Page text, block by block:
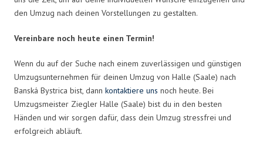
den Umzug nach deinen Vorstellungen zu gestalten.
Vereinbare noch heute einen Termin!
Wenn du auf der Suche nach einem zuverlässigen und günstigen
Umzugsunternehmen für deinen Umzug von Halle (Saale) nach
Banská Bystrica bist, dann kontaktiere uns noch heute. Bei
Umzugsmeister Ziegler Halle (Saale) bist du in den besten
Händen und wir sorgen dafür, dass dein Umzug stressfrei und
erfolgreich abläuft.